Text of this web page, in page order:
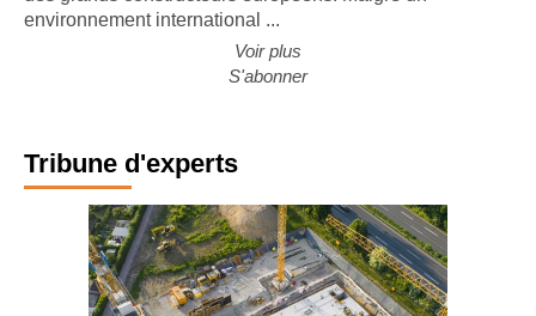
des grands constructeurs européens. Malgré un
Voir plus
Tribune d'experts